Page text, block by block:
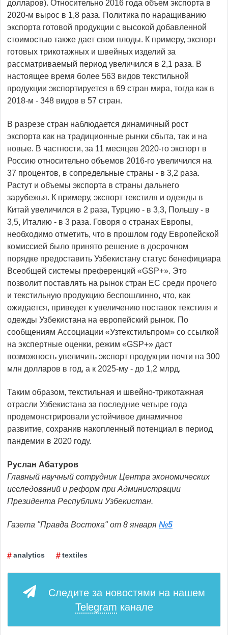
долларов). Относительно 2016 года объем экспорта в
2020-м вырос в 1,8 раза. Политика по наращиванию
экспорта готовой продукции с высокой добавленной
стоимостью также дает свои плоды. К примеру, экспорт
готовых трикотажных и швейных изделий за
рассматриваемый период увеличился в 2,1 раза. В
настоящее время более 563 видов текстильной
продукции экспортируется в 69 стран мира, тогда как в
2018-м - 348 видов в 57 стран.
В разрезе стран наблюдается динамичный рост
экспорта как на традиционные рынки сбыта, так и на
новые. В частности, за 11 месяцев 2020-го экспорт в
Россию относительно объемов 2016-го увеличился на
37 процентов, в сопредельные страны - в 3,2 раза.
Растут и объемы экспорта в страны дальнего
зарубежья. К примеру, экспорт текстиля и одежды в
Китай увеличился в 2 раза, Турцию - в 3,3, Польшу - в
3,5, Италию - в 3 раза. Говоря о странах Европы,
необходимо отметить, что в прошлом году Европейской
комиссией было принято решение в досрочном
порядке предоставить Узбекистану статус бенефициара
Всеобщей системы преференций «GSP+». Это
позволит поставлять на рынок стран ЕС среди прочего
и текстильную продукцию беспошлинно, что, как
ожидается, приведет к увеличению поставок текстиля и
одежды Узбекистана на европейский рынок. По
сообщениям Ассоциации «Узтекстильпром» со ссылкой
на экспертные оценки, режим «GSP+» даст
возможность увеличить экспорт продукции почти на 300
млн долларов в год, а к 2025-му - до 1,2 млрд.
Таким образом, текстильная и швейно-­трикотажная
отрасли Узбекистана за последние четыре года
продемонстрировали устойчивое динамичное
развитие, сохранив накопленный потенциал в период
пандемии в 2020 году.
Руслан Абатуров
Главный научный сотрудник Центра экономических
исследований и реформ при Администрации
Президента Республики Узбекистан.
Газета "Правда Востока" от 8 января №5
analytics textiles
Следите за новостями на нашем
Telegram канале